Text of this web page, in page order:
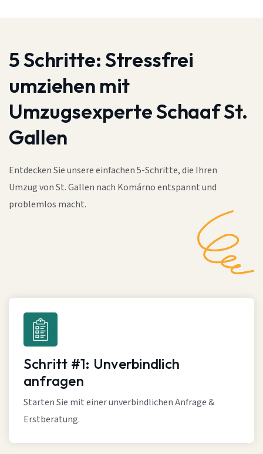
5 Schritte:Stressfrei
umziehen mit
Umzugsexperte Schaaf St.
Gallen
Entdecken Sie unsere einfachen 5-Schritte, die Ihren
Umzug von St. Gallen nach Komárno entspannt und
problemlos macht.
Schritt #1: Unverbindlich
anfragen
Starten Sie mit einer unverbindlichen Anfrage &
Erstberatung.